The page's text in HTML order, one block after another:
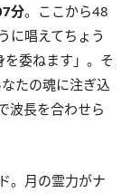
分。ここから48
に唱えてちょう
委ねます」。そ
たの魂に注ぎ込
波長を合わせら
。月の霊力がナ